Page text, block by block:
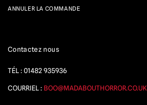
ANNULER LA COMMANDE
Contactez nous
TÉL : 01482 935936
COURRIEL : BOO@MADABOUTHORROR.CO.UK